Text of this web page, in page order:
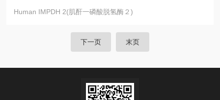
Human IMPDH 2(肌酐一磷酸脱氢酶２)
下一页 末页